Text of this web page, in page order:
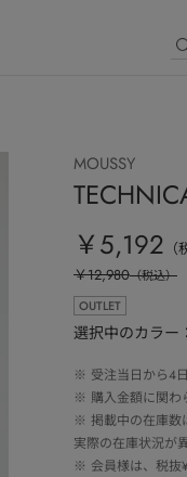
MOUSSY
￥5,192 （
￥12,980（税込）
OUTLET
選択中のカラー
※ 受注当日から4
※ 購入金額に関わ
※ 掲載中の在庫数
実際の在庫状況が
※ 会員様は、税抜